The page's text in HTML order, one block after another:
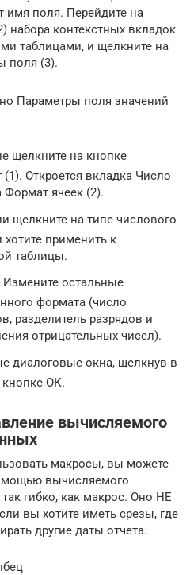
имя поля. Перейдите на
набора контекстных вкладок
таблицами, и щелкните на
поля (3).
Параметры поля значений
щелкните на кнопке
Откроется вкладка Число
Формат ячеек (2).
щелкните на типе числового
применить к
таблицы.
остальные
формата (число
разделитель разрядов и
отрицательных чисел).
диалоговые окна, щелкнув в
ОК.
вычисляемого
макросы, вы можете
вычисляемого
гибко, как макрос. Оно НЕ
вы хотите иметь срезы, где
другие даты отчета.